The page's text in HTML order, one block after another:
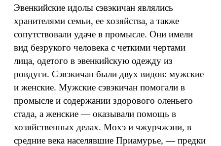
Эвенкийские идолы сэвэкичан являлись
хранителями семьи, ее хозяйства, а также
сопутствовали удаче в промысле. Они имели
вид безрукого человека с четкими чертами
лица, одетого в эвенкийскую одежду из
ровдуги. Сэвэкичан были двух видов: мужские
и женские. Мужские сэвэкичан помогали в
промысле и содержании здорового оленьего
стада, а женские — оказывали помощь в
хозяйственных делах. Мохэ и чжурчжэни, в
средние века населявшие Приамурье, — предки